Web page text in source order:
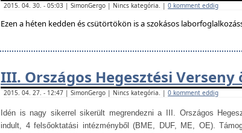
2015. 04. 30. - 05:03 | SimonGergo | Nincs kategória. | 0 komment eddig
Ezen a héten kedden és csütörtökön is a szokásos
III. Országos Hegesztési Verseny
2015. 04. 27. - 12:47 | SimonGergo | Nincs kategória. | 0 komment eddig
Idén is nagy sikerrel sikerült megrendezni a III. Országos
indult, 4 felsőoktatási intézményből (BME, DUF, ME, OE).